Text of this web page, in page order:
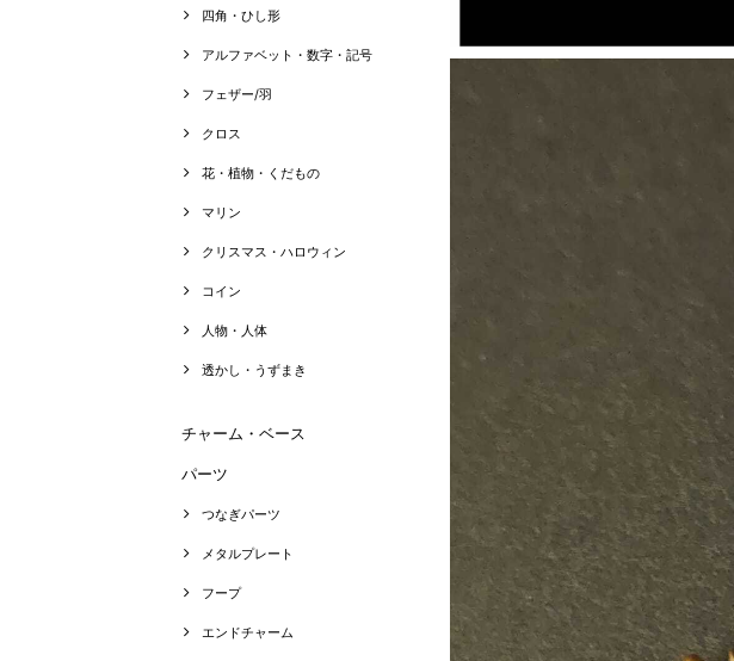
四角・ひし形
アルファベット・数字・記号
フェザー/羽
クロス
花・植物・くだもの
マリン
クリスマス・ハロウィン
コイン
人物・人体
透かし・うずまき
チャーム・ベース
パーツ
つなぎパーツ
メタルプレート
フープ
エンドチャーム